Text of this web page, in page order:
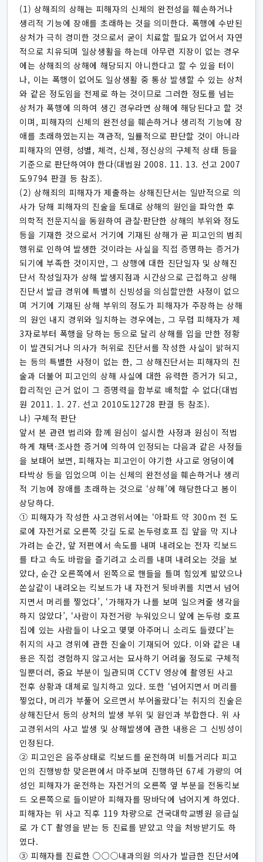
(1) 상해죄의 상해는 피해자의 신체의 완전성을 훼손하거나
생리적 기능에 장애를 초래하는 것을 의미한다. 폭행에 수반된
상처가 극히 경미한 것으로서 굳이 치료할 필요가 없어서 자연
적으로 치유되며 일상생활을 하는데 아무런 지장이 없는 경우
에는 상해죄의 상해에 해당되지 아니한다고 할 수 있을 터이
나, 이는 폭행이 없어도 일상생활 중 통상 발생할 수 있는 상처
와 같은 정도임을 전제로 하는 것이므로 그러한 정도를 넘는
상처가 폭행에 의하여 생긴 경우라면 상해에 해당된다고 할 것
이며, 피해자의 신체의 완전성을 훼손하거나 생리적 기능에 장
애를 초래하였는지는 객관적, 일률적으로 판단할 것이 아니라
피해자의 연령, 성별, 체격, 신체, 정신상의 구체적 상태 등을
기준으로 판단하여야 한다(대법원 2008. 11. 13. 선고 2007
도9794 판결 등 참조).
(2) 상해죄의 피해자가 제출하는 상해진단서는 일반적으로 의
사가 당해 피해자의 진술을 토대로 상해의 원인을 파악한 후
의학적 전문지식을 동원하여 관찰·판단한 상해의 부위와 정도
등을 기재한 것으로서 거기에 기재된 상해가 곧 피고인의 범죄
행위로 인하여 발생한 것이라는 사실을 직접 증명하는 증거가
되기에 부족한 것이지만, 그 상행에 대한 진단일자 및 상해진
단서 작성일자가 상해 발생지점과 시간상으로 근접하고 상해
진단서 발급 경위에 특별히 신빙성을 의심할만한 사정이 없으
며 거기에 기재된 상해 부위의 정도가 피해자가 주장하는 상해
의 원인 내지 경위와 일치하는 경우에는, 그 무렵 피해자가 제
3자로부터 폭행을 당하는 등으로 달리 상해를 입을 만한 정황
이 발견되거나 의사가 허위로 진단서를 작성한 사실이 밝혀지
는 등의 특별한 사정이 없는 한, 그 상해진단서는 피해자의 진
술과 더불어 피고인의 상해 사실에 대한 유력한 증거가 되고,
합리적인 근거 없이 그 증명력을 함부로 배척할 수 없다(대법
원 2011. 1. 27. 선고 2010도12728 판결 등 참조).
나) 구체적 판단
앞서 본 관련 법리와 함께 원심이 설시한 사정과 원심이 적법
하게 채택·조사한 증거에 의하여 인정되는 다음과 같은 사정들
을 보태어 보면, 피해자는 피고인이 야기한 사고로 엉덩이에
타박상 등을 입었으며 이는 신체의 완전성을 훼손하거나 생리
적 기능에 장애를 초래하는 것으로 ‘상해’에 해당한다고 봄이
상당하다.
① 피해자가 작성한 사고경위서에는 ‘아파트 약 300m 전 도
로에 자전거로 오른쪽 갓길 도로 논두렁호프 집 앞을 막 지나
가려는 순간, 앞 저편에서 속도를 내며 내려오는 전자 킥보드
를 타고 속도 바람을 즐기려고 소리를 내며 내려오는 것을 보
았다, 순간 오른쪽에서 왼쪽으로 핸들을 틀며 힘있게 밟았으나
쏜살같이 내려오는 킥보드가 내 자전거 뒷바퀴를 치면서 넘어
지면서 머리를 찧었다’, ‘가해자가 나를 보며 일으켜줄 생각을
하지 않았다’, ‘사람이 자전거랑 누워있으니 앞에 논두렁 호프
집에 있는 사람들이 나오고 몇몇 아주머니 소리도 들렸다’는
취지의 사고 경위에 관한 진술이 기재되어 있다. 이와 같은 내
용은 직접 경험하지 않고서는 묘사하기 어려울 정도로 구체적
일뿐더러, 중요 부분이 일관되며 CCTV 영상에 촬영된 사고
전후 상황과 대체로 일치하고 있다. 또한 ‘넘어지면서 머리를
찧었다, 머리가 부풀어 오르면서 부어올랐다’는 취지의 진술은
상해진단서 등의 상처의 발생 부위 및 원인과 부합한다. 위 사
고경위서의 사고 발생 및 상해발생에 관한 내용은 그 신빙성이
인정된다.
② 피고인은 음주상태로 킥보드를 운전하며 비틀거리다 피고
인의 진행방향 맞은편에서 마주보며 진행하던 67세 가량의 여
성인 피해자가 운전하는 자전거의 오른쪽 옆 부분을 전동킥보
드 오른쪽으로 들이받아 피해자를 땅바닥에 넘어지게 하였다.
피해자는 위 사고 직후 119 차량으로 건국대학교병원 응급실
로 가 CT 촬영을 받는 등 진료를 받았고 약을 처방받기도 하
였다.
③ 피해자를 진료한 ○○○내과의원 의사가 발급한 진단서에